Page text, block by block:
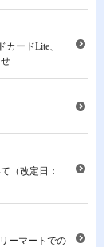
カードLite、
（改定日：
ーマートでの